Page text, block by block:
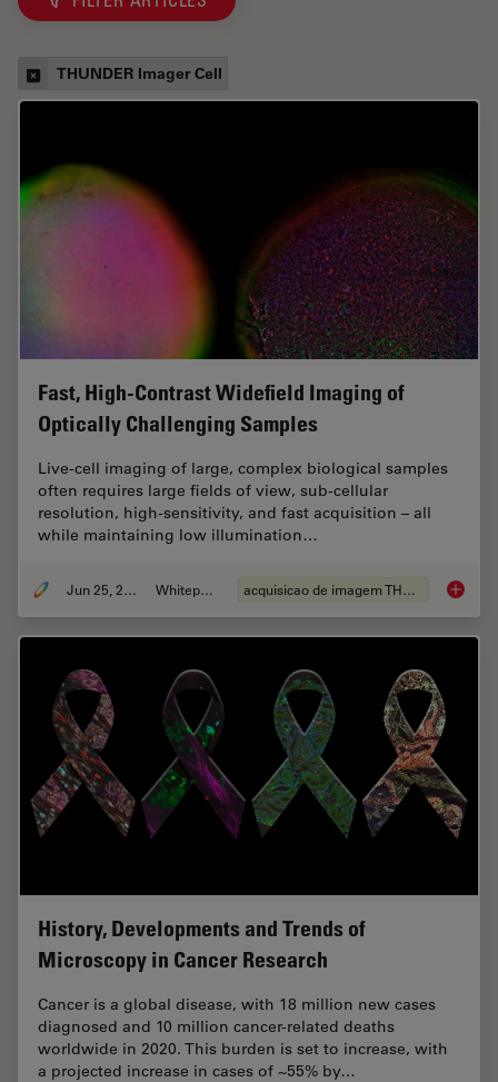
THUNDER Imager Cell
Fast, High-Contrast Widefield Imaging of
Optically Challenging Samples
Live‑cell imaging of large, complex biological samples
often requires large fields of view, sub-cellular
resolution, high-sensitivity, and fast acquisition – all
while maintaining low illumination…
Jun 25, 2026 Whitepaper acquisicao de imagem THUNDER Fast,
History, Developments and Trends of
Microscopy in Cancer Research
Cancer is a global disease, with 18 million new cases
diagnosed and 10 million cancer-related deaths
worldwide in 2020. This burden is set to increase, with
a projected increase in cases of ~55% by…